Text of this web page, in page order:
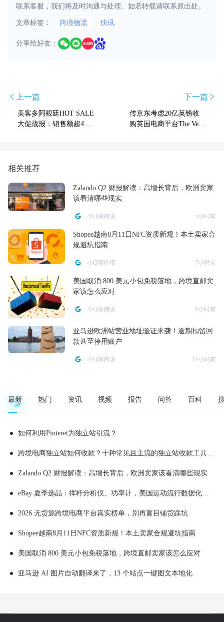
联系客服，我们将及时沟通与处理。如若转载请联系原出处。
文章标签： 跨境物流 快讯
分享给好友：
上一篇
美客多阿根廷HOT SALE
大促战报：销售额超4.3
下一篇
传京东考虑20亿英镑收
购英国电商平台The Very
相关推荐
Zalando Q2 财报解读：高增长背后，欧洲卖家
该看清哪些现实
小Q聊跨境 5小时前
Shopee越南8月11日NFC资质新规！本土卖家合
规避坑指南
小Q聊跨境 7小时前
美国取消 800 美元小包免税落地，跨境直邮卖
家该怎么应对
小Q聊跨境 8小时前
亚马逊欧洲站营业地址验证来袭！逾期扣留回
款甚至停用账户
小Q聊跨境 11小时前
最新 热门 资讯 视频 报告 问答 百科
如何利用Pinteret为独立站引流？
跨境电商独立站如何收款？十种常见且主流的独立站收款工具推荐
Zalando Q2 财报解读：高增长背后，欧洲卖家该看清哪些现实
eBay 夏季选品：挥杆分析仪、功率计，美国运动流行数据化消费
2026 无货源跨境电商平台真实榜单，别再盲目铺货踩坑
Shopee越南8月11日NFC资质新规！本土卖家合规避坑指南
美国取消 800 美元小包免税落地，跨境直邮卖家该怎么应对
亚马逊 AI 图片自动翻译来了，13 个站点一键图文本地化